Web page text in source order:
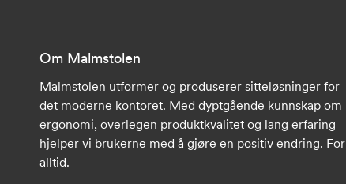
Om Malmstolen
Malmstolen utformer og produserer sitteløsninger for
det moderne kontoret. Med dyptgående kunnskap om
ergonomi, overlegen produktkvalitet og lang erfaring
hjelper vi brukerne med å gjøre en positiv endring. For
alltid.